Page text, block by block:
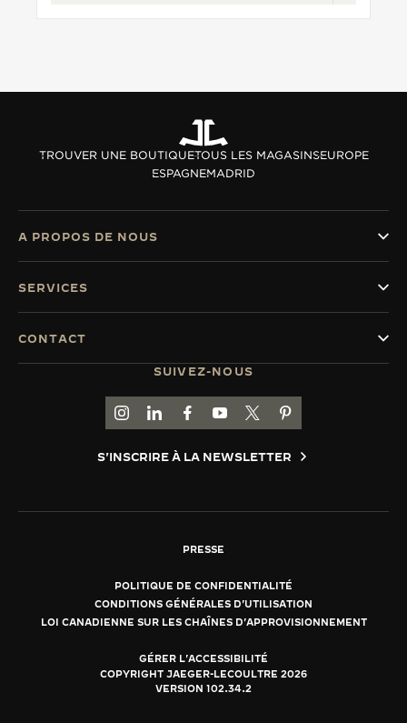
TROUVER UNE BOUTIQUETOUS LES MAGASINSEUROPE
ESPAGNEMADRID
SUIVEZ-NOUS
ACCÉDER À LA PAGE INSTAGRAM DE
ACCÉDER À LA PAGE LINKEDIN DE
ALLER SUR LA PAGE JAEGER-
ACCÉDER À LA PAGE
ALLER SUR LA PAGE
ALLER SUR LA
S'INSCRIRE À LA NEWSLETTER
A PROPOS DE NOUS
SERVICES
CONTACT
PRESSE
POLITIQUE DE CONFIDENTIALITÉ
CONDITIONS GÉNÉRALES D'UTILISATION
LOI CANADIENNE SUR LES CHAÎNES D'APPROVISIONNEMENT
GÉRER L'ACCESSIBILITÉ
COPYRIGHT JAEGER-LECOULTRE 2026
VERSION 102.34.2